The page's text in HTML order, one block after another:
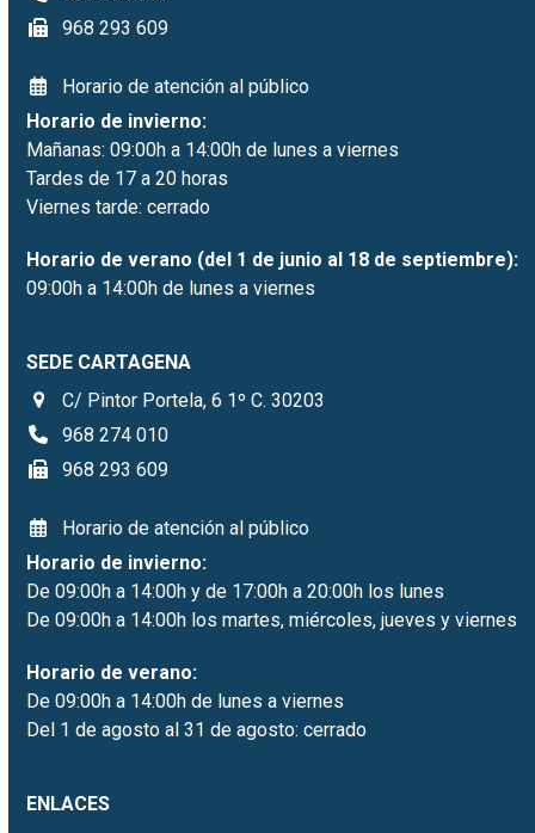
968 293 609
Horario de atención al público
Horario de invierno:
Mañanas: 09:00h a 14:00h de lunes a viernes
Tardes de 17 a 20 horas
Viernes tarde: cerrado
Horario de verano (del 1 de junio al 18 de septiembre):
09:00h a 14:00h de lunes a viernes
SEDE CARTAGENA
C/ Pintor Portela, 6 1º C. 30203
968 274 010
968 293 609
Horario de atención al público
Horario de invierno:
De 09:00h a 14:00h y de 17:00h a 20:00h los lunes
De 09:00h a 14:00h los martes, miércoles, jueves y viernes
Horario de verano:
De 09:00h a 14:00h de lunes a viernes
Del 1 de agosto al 31 de agosto: cerrado
ENLACES